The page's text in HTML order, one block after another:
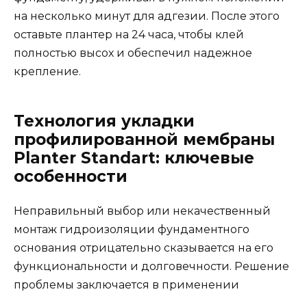
на несколько минут для адгезии. После этого
оставьте плантер на 24 часа, чтобы клей
полностью высох и обеспечил надежное
крепление.
Технология укладки
профилированной мембраны
Planter Standart: ключевые
особенности
Неправильный выбор или некачественный
монтаж гидроизоляции фундаментного
основания отрицательно сказывается на его
функциональности и долговечности. Решение
проблемы заключается в применении